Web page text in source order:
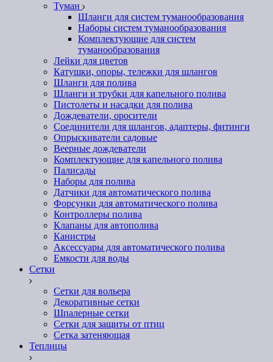
Туман
Шланги для систем туманообразования
Наборы систем туманообразования
Комплектующие для систем
туманообразования
Лейки для цветов
Катушки, опоры, тележки для шлангов
Шланги для полива
Шланги и трубки для капельного полива
Пистолеты и насадки для полива
Дождеватели, оросители
Соединители для шлангов, адаптеры, фитинги
Опрыскиватели садовые
Веерные дождеватели
Комплектующие для капельного полива
Палисады
Наборы для полива
Датчики для автоматического полива
Форсунки для автоматического полива
Контроллеры полива
Клапаны для автополива
Канистры
Аксессуары для автоматического полива
Емкости для воды
Сетки
Сетки для вольера
Декоративные сетки
Шпалерные сетки
Сетки для защиты от птиц
Сетка затеняющая
Теплицы